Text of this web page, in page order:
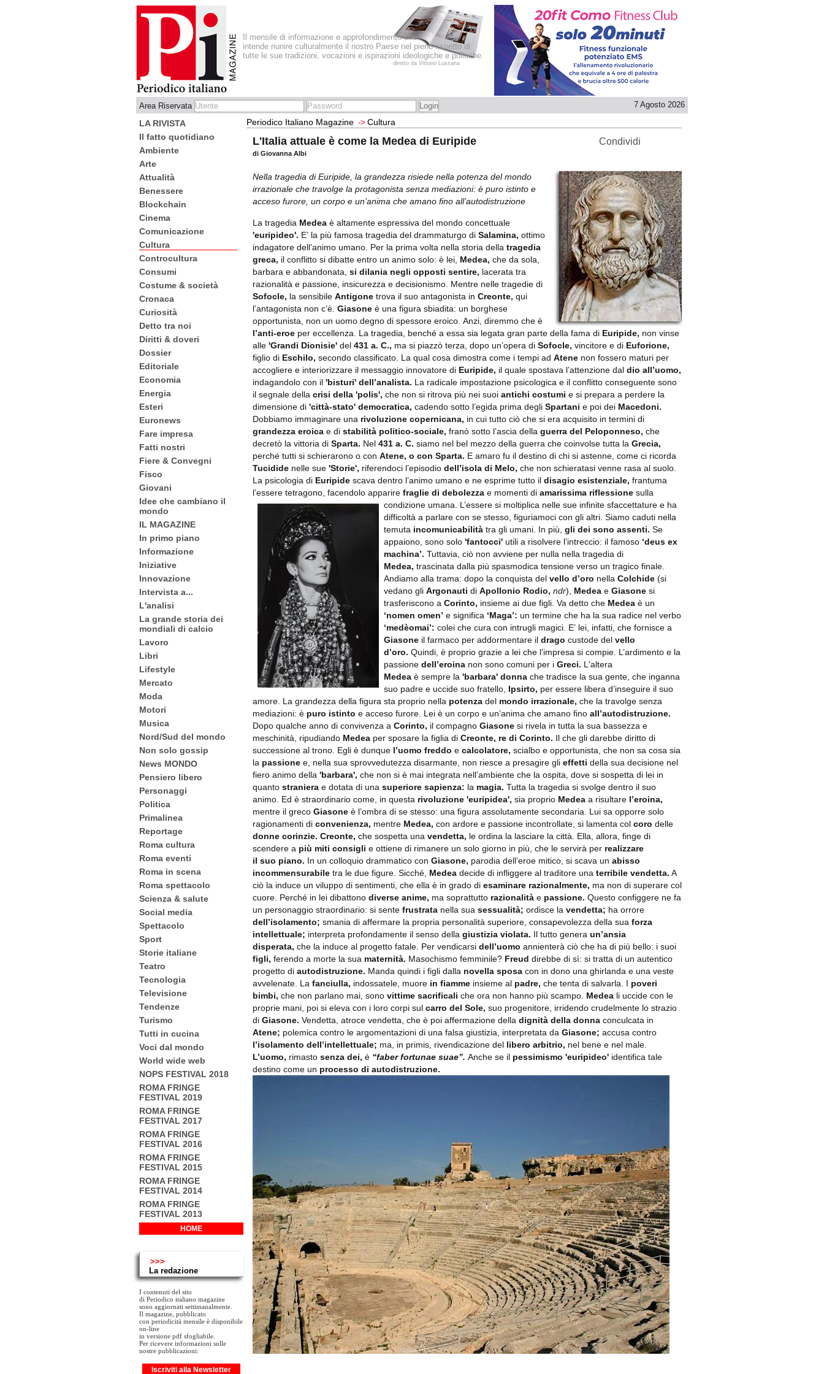
Il mensile di informazione e approfondimento che
intende riunire culturalmente il nostro Paese nel pieno rispetto di
tutte le sue tradizioni, vocazioni e ispirazioni ideologiche e politiche.
diretto da Vittorio Lussana
Area Riservata 7 Agosto 2026
LA RIVISTA
Il fatto quotidiano
Ambiente
Arte
Attualità
Benessere
Blockchain
Cinema
Comunicazione
Cultura
Controcultura
Consumi
Costume & società
Cronaca
Curiosità
Detto tra noi
Diritti & doveri
Dossier
Editoriale
Economia
Energia
Esteri
Euronews
Fare impresa
Fatti nostri
Fiere & Convegni
Fisco
Giovani
Idee che cambiano il
mondo
IL MAGAZINE
In primo piano
Informazione
Iniziative
Innovazione
Intervista a...
L'analisi
La grande storia dei
mondiali di calcio
Lavoro
Libri
Lifestyle
Mercato
Moda
Motori
Musica
Nord/Sud del mondo
Non solo gossip
News MONDO
Pensiero libero
Personaggi
Politica
Primalinea
Reportage
Roma cultura
Roma eventi
Roma in scena
Roma spettacolo
Scienza & salute
Social media
Spettacolo
Sport
Storie italiane
Teatro
Tecnologia
Televisione
Tendenze
Turismo
Tutti in cucina
Voci dal mondo
World wide web
NOPS FESTIVAL 2018
ROMA FRINGE
FESTIVAL 2019
ROMA FRINGE
FESTIVAL 2017
ROMA FRINGE
FESTIVAL 2016
ROMA FRINGE
FESTIVAL 2015
ROMA FRINGE
FESTIVAL 2014
ROMA FRINGE
FESTIVAL 2013
HOME
>>>
La redazione
I contenuti del sito
di Periodico italiano magazine
sono aggiornati settimanalmente.
Il magazine, pubblicato
con periodicità mensile è disponibile
on-line
in versione pdf sfogliabile.
Per ricevere informazioni sulle
nostre pubblicazioni:
Iscriviti alla Newsletter
Periodico Italiano Magazine -> Cultura
L'Italia attuale è come la Medea di Euripide
di Giovanna Albi
Condividi
Nella tragedia di Euripide, la grandezza risiede nella potenza del mondo
irrazionale che travolge la protagonista senza mediazioni: è puro istinto e
acceso furore, un corpo e un’anima che amano fino all’autodistruzione
La tragedia Medea è altamente espressiva del mondo concettuale
'euripideo'. E’ la più famosa tragedia del drammaturgo di Salamina, ottimo
indagatore dell’animo umano. Per la prima volta nella storia della tragedia
greca, il conflitto si dibatte entro un animo solo: è lei, Medea, che da sola,
barbara e abbandonata, si dilania negli opposti sentire, lacerata tra
razionalità e passione, insicurezza e decisionismo. Mentre nelle tragedie di
Sofocle, la sensibile Antigone trova il suo antagonista in Creonte, qui
l’antagonista non c’è. Giasone è una figura sbiadita: un borghese
opportunista, non un uomo degno di spessore eroico. Anzi, diremmo che è
l’anti-eroe per eccellenza. La tragedia, benché a essa sia legata gran parte della fama di Euripide, non vinse
alle 'Grandi Dionisie' del 431 a. C., ma si piazzò terza, dopo un’opera di Sofocle, vincitore e di Euforione,
figlio di Eschilo, secondo classificato. La qual cosa dimostra come i tempi ad Atene non fossero maturi per
accogliere e interiorizzare il messaggio innovatore di Euripide, il quale spostava l’attenzione dal dio all’uomo,
indagandolo con il 'bisturi' dell’analista. La radicale impostazione psicologica e il conflitto conseguente sono
il segnale della crisi della 'polis', che non si ritrova più nei suoi antichi costumi e si prepara a perdere la
dimensione di 'città-stato' democratica, cadendo sotto l’egida prima degli Spartani e poi dei Macedoni.
Dobbiamo immaginare una rivoluzione copernicana, in cui tutto ciò che si era acquisito in termini di
grandezza eroica e di stabilità politico-sociale, franò sotto l’ascia della guerra del Peloponneso, che
decretò la vittoria di Sparta. Nel 431 a. C. siamo nel bel mezzo della guerra che coinvolse tutta la Grecia,
perché tutti si schierarono o con Atene, o con Sparta. E amaro fu il destino di chi si astenne, come ci ricorda
Tucidide nelle sue 'Storie', riferendoci l’episodio dell’isola di Melo, che non schieratasi venne rasa al suolo.
La psicologia di Euripide scava dentro l’animo umano e ne esprime tutto il disagio esistenziale, frantuma
l’essere tetragono, facendolo apparire fraglie di debolezza e momenti di amarissima riflessione sulla
condizione umana. L’essere si moltiplica nelle sue infinite sfaccettature e ha
difficoltà a parlare con se stesso, figuriamoci con gli altri. Siamo caduti nella
temuta incomunicabilità tra gli umani. In più, gli dei sono assenti. Se
appaiono, sono solo 'fantocci' utili a risolvere l’intreccio: il famoso ‘deus ex
machina’. Tuttavia, ciò non avviene per nulla nella tragedia di
Medea, trascinata dalla più spasmodica tensione verso un tragico finale.
Andiamo alla trama: dopo la conquista del vello d’oro nella Colchide (si
vedano gli Argonauti di Apollonio Rodio, ndr), Medea e Giasone si
trasferiscono a Corinto, insieme ai due figli. Va detto che Medea è un
‘nomen omen’ e significa ‘Maga’: un termine che ha la sua radice nel verbo
‘medèomai’: colei che cura con intrugli magici. E’ lei, infatti, che fornisce a
Giasone il farmaco per addormentare il drago custode del vello
d’oro. Quindi, è proprio grazie a lei che l’impresa si compie. L’ardimento e la
passione dell’eroina non sono comuni per i Greci. L'altera
Medea è sempre la 'barbara' donna che tradisce la sua gente, che inganna
suo padre e uccide suo fratello, Ipsirto, per essere libera d’inseguire il suo
amore. La grandezza della figura sta proprio nella potenza del mondo irrazionale, che la travolge senza
mediazioni: è puro istinto e acceso furore. Lei è un corpo e un’anima che amano fino all’autodistruzione.
Dopo qualche anno di convivenza a Corinto, il compagno Giasone si rivela in tutta la sua bassezza e
meschinità, ripudiando Medea per sposare la figlia di Creonte, re di Corinto. Il che gli darebbe diritto di
successione al trono. Egli è dunque l’uomo freddo e calcolatore, scialbo e opportunista, che non sa cosa sia
la passione e, nella sua sprovvedutezza disarmante, non riesce a presagire gli effetti della sua decisione nel
fiero animo della 'barbara', che non si è mai integrata nell’ambiente che la ospita, dove si sospetta di lei in
quanto straniera e dotata di una superiore sapienza: la magia. Tutta la tragedia si svolge dentro il suo
animo. Ed è straordinario come, in questa rivoluzione 'euripidea', sia proprio Medea a risultare l’eroina,
mentre il greco Giasone è l’ombra di se stesso: una figura assolutamente secondaria. Lui sa opporre solo
ragionamenti di convenienza, mentre Medea, con ardore e passione incontrollate, si lamenta col coro delle
donne corinzie. Creonte, che sospetta una vendetta, le ordina la lasciare la città. Ella, allora, finge di
scendere a più miti consigli e ottiene di rimanere un solo giorno in più, che le servirà per realizzare
il suo piano. In un colloquio drammatico con Giasone, parodia dell’eroe mitico, si scava un abisso
incommensurabile tra le due figure. Sicché, Medea decide di infliggere al traditore una terribile vendetta. A
ciò la induce un viluppo di sentimenti, che ella è in grado di esaminare razionalmente, ma non di superare col
cuore. Perché in lei dibattono diverse anime, ma soprattutto razionalità e passione. Questo configgere ne fa
un personaggio straordinario: si sente frustrata nella sua sessualità; ordisce la vendetta; ha orrore
dell’isolamento; smania di affermare la propria personalità superiore, consapevolezza della sua forza
intellettuale; interpreta profondamente il senso della giustizia violata. Il tutto genera un’ansia
disperata, che la induce al progetto fatale. Per vendicarsi dell’uomo annienterà ciò che ha di più bello: i suoi
figli, ferendo a morte la sua maternità. Masochismo femminile? Freud direbbe di sì: si tratta di un autentico
progetto di autodistruzione. Manda quindi i figli dalla novella sposa con in dono una ghirlanda e una veste
avvelenate. La fanciulla, indossatele, muore in fiamme insieme al padre, che tenta di salvarla. I poveri
bimbi, che non parlano mai, sono vittime sacrificali che ora non hanno più scampo. Medea li uccide con le
proprie mani, poi si eleva con i loro corpi sul carro del Sole, suo progenitore, irridendo crudelmente lo strazio
di Giasone. Vendetta, atroce vendetta, che è poi affermazione della dignità della donna conculcata in
Atene; polemica contro le argomentazioni di una falsa giustizia, interpretata da Giasone; accusa contro
l’isolamento dell’intellettuale; ma, in primis, rivendicazione del libero arbitrio, nel bene e nel male.
L’uomo, rimasto senza dei, è “faber fortunae suae”. Anche se il pessimismo 'euripideo' identifica tale
destino come un processo di autodistruzione.